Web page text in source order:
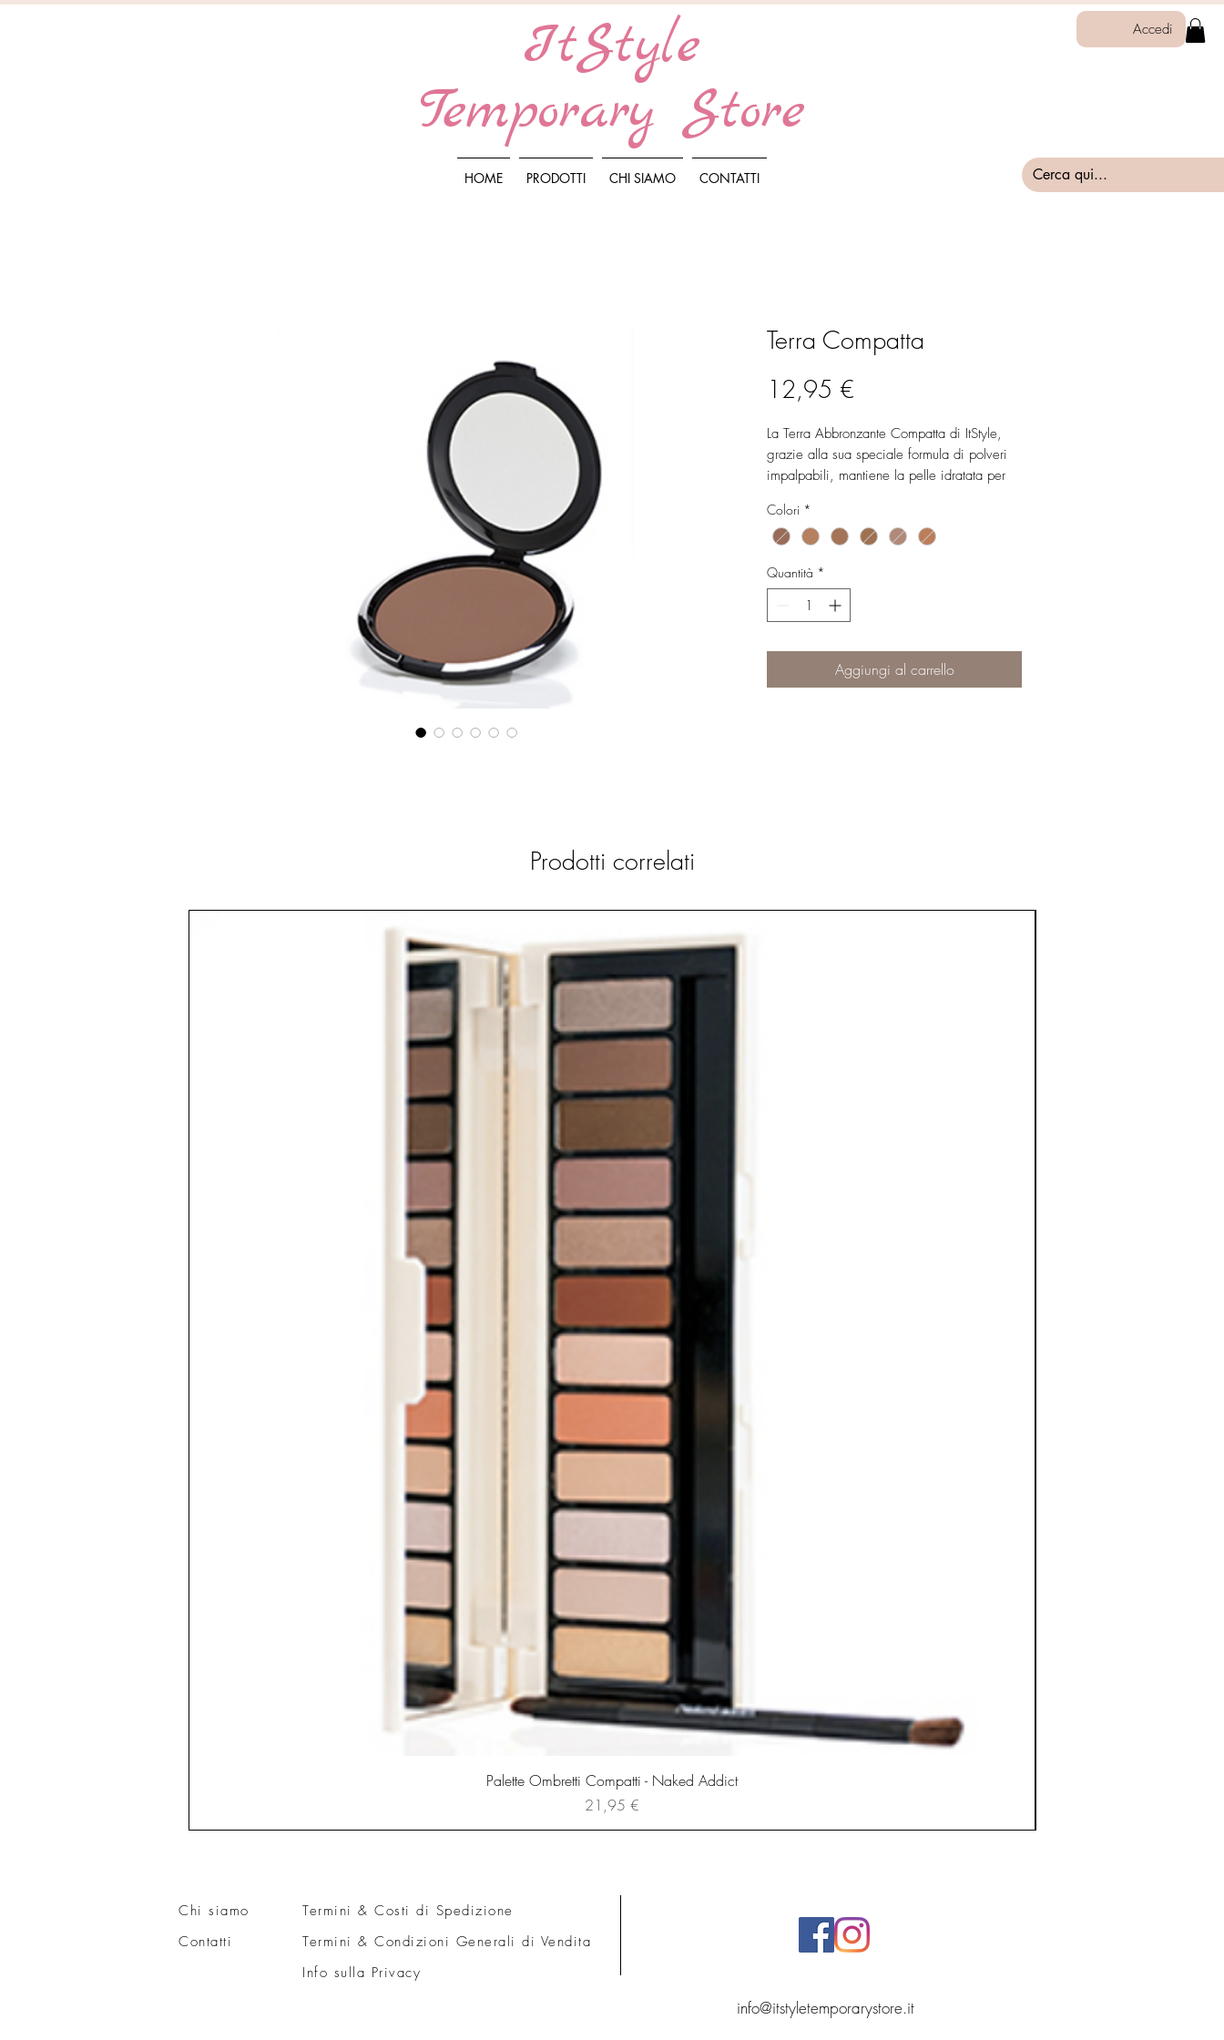
ItStyle
Temporary Store
Accedi
HOME PRODOTTI CHI SIAMO CONTATTI
Terra Compatta
12,95 €
La Terra Abbronzante Compatta di ItStyle,
grazie alla sua speciale formula di polveri
impalpabili, mantiene la pelle idratata per
Non macchia ed è facile da sfumare sia se
usata da sola che con una base di BB
Disponibile in sei tonalità.
Colori *
Quantità *
Aggiungi al carrello
Prodotti correlati
Palette Ombretti Compatti - Naked Addict
Prezzo
21,95 €
Chi siamo
Contatti
Termini & Costi di Spedizione
Termini & Condizioni Generali di Vendita
Info sulla Privacy
info@itstyletemporarystore.it